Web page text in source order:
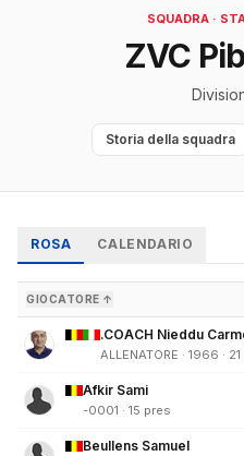
SQUADRA ·
ZVC
Storia della squadra
ROSA CALENDARIO
GIOCATORE ↑
.COACH Nieddu
ALLENATORE · 1966 ·
Afkir Sami
-0001 · 15 pres
Beullens Samuel